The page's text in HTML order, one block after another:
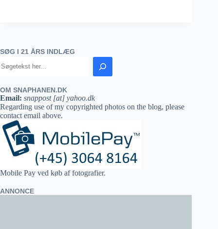
SØG I 21 ÅRS INDLÆG
OM SNAPHANEN.DK
Email: snappost [at] yahoo.dk
Regarding use of my copyrighted photos on the blog, please
contact email above.
Mobile Pay ved køb af fotografier.
ANNONCE